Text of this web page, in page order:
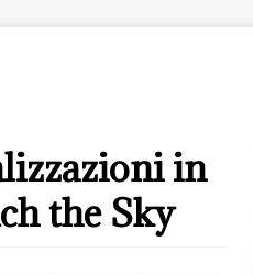
in
the Sky